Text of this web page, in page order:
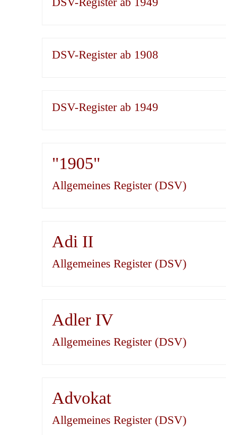
DSV-Register ab 1908
DSV-Register ab 1949
"1905"
Allgemeines Register (DSV)
Adi II
Allgemeines Register (DSV)
Adler IV
Allgemeines Register (DSV)
Advokat
Allgemeines Register (DSV)